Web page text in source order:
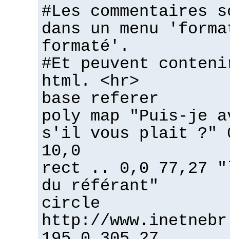
#Les commentaires
dans un menu
formaté'.
#Et peuvent
html. <hr>
base referer
poly map "Puis-je
s'il vous plait ?"
10,0
rect .. 0,0 77,27
du référant"
circle
http://